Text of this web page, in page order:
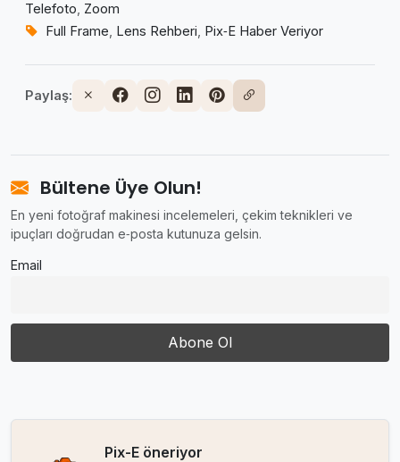
Telefoto, Zoom
Full Frame, Lens Rehberi, Pix‑E Haber Veriyor
Paylaş:
Bültene Üye Olun!
En yeni fotoğraf makinesi incelemeleri, çekim teknikleri ve
ipuçları doğrudan e‑posta kutunuza gelsin.
Email
Pix-E öneriyor